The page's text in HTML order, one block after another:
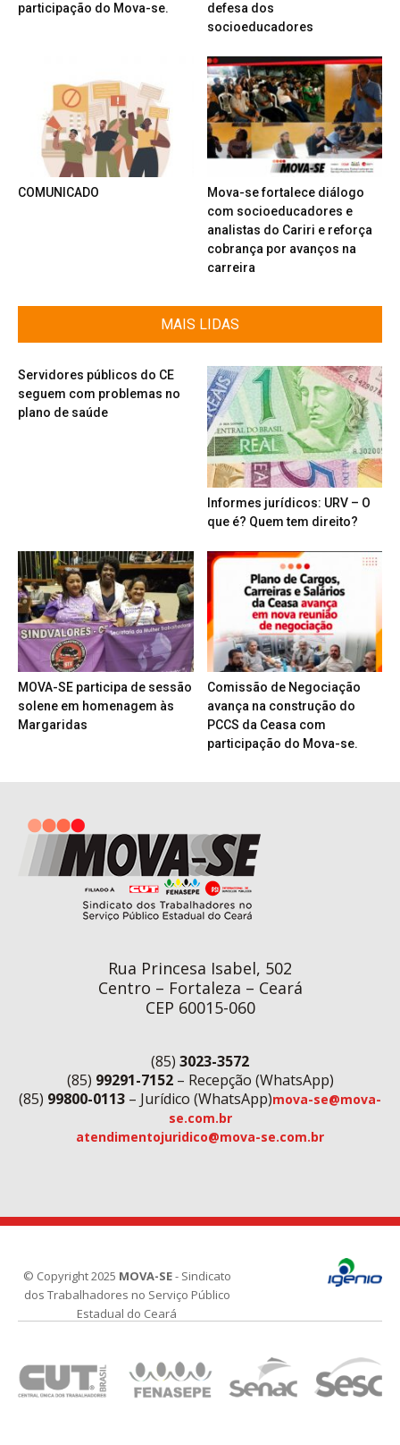
participação do Mova-se.
defesa dos
socioeducadores
COMUNICADO
Mova-se fortalece diálogo
com socioeducadores e
analistas do Cariri e reforça
cobrança por avanços na
carreira
MAIS LIDAS
Servidores públicos do CE
seguem com problemas no
plano de saúde
Informes jurídicos: URV – O
que é? Quem tem direito?
MOVA-SE participa de sessão
solene em homenagem às
Margaridas
Comissão de Negociação
avança na construção do
PCCS da Ceasa com
participação do Mova-se.
Rua Princesa Isabel, 502
Centro – Fortaleza – Ceará
CEP 60015-060
(85) 3023-3572
(85) 99291-7152– Recepção (WhatsApp)
(85) 99800-0113 – Jurídico (WhatsApp)mova-se@mova-
se.com.br
atendimentojuridico@mova-se.com.br
© Copyright 2025 MOVA-SE- Sindicato
dos Trabalhadores no Serviço Público
Estadual do Ceará